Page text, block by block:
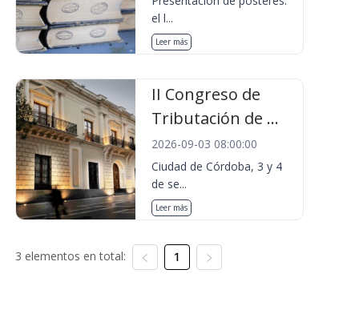
el l...
Leer más
II Congreso de
Tributación de ...
2026-09-03 08:00:00
Ciudad de Córdoba, 3 y 4
de se...
Leer más
3 elementos en total: 1